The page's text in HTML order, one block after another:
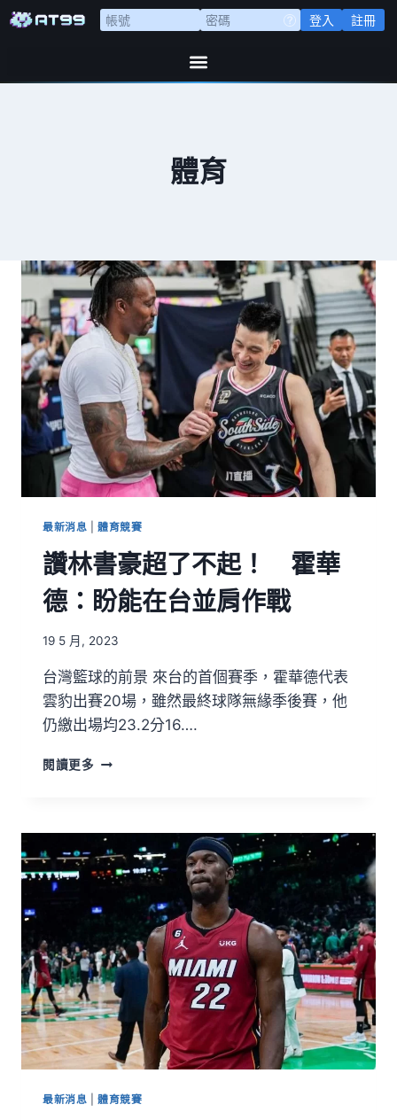
登入 註冊
體育
最新消息 |體育競賽
讚林書豪超了不起！ 霍華
德：盼能在台並肩作戰
19 5 月, 2023
台灣籃球的前景 來台的首個賽季，霍華德代表
雲豹出賽20場，雖然最終球隊無緣季後賽，他
仍繳出場均23.2分16….
閱讀更多
最新消息 |體育競賽